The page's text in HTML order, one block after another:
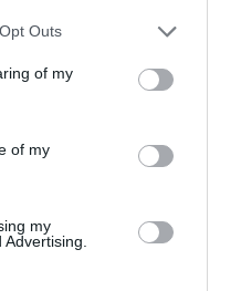
uses one or more Google
You may click to
and its third-party tags to
purposes in below Google
Outs
of my
of my
my